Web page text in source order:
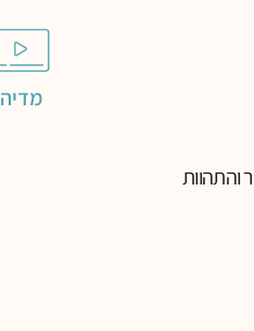
מדיה
והתהוות